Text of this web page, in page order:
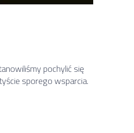
pochylić się
sporego wsparcia.